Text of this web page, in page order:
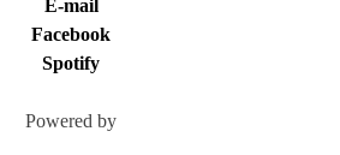
E-mail
Facebook
Spotify
Powered by